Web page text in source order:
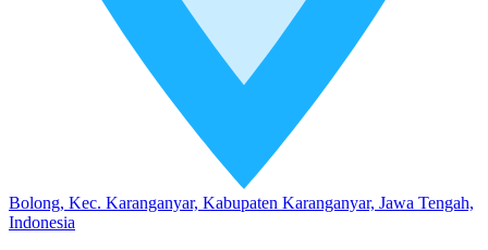
Bolong, Kec. Karanganyar, Kabupaten Karanganyar, Jawa Tengah,
Indonesia